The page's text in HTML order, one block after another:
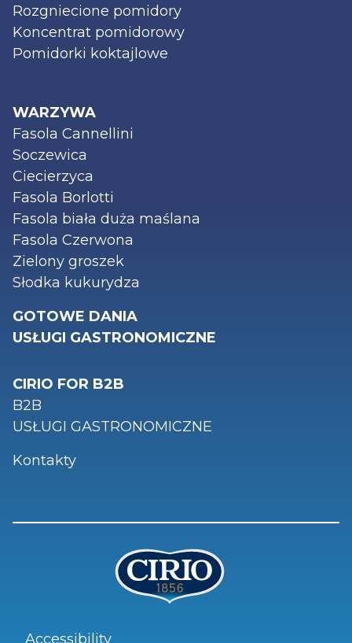
Rozgniecione pomidory
Koncentrat pomidorowy
Pomidorki koktajlowe
WARZYWA
Fasola Cannellini
Soczewica
Ciecierzyca
Fasola Borlotti
Fasola biała duża maślana
Fasola Czerwona
Zielony groszek
Słodka kukurydza
GOTOWE DANIA
USŁUGI GASTRONOMICZNE
CIRIO FOR B2B
B2B
USŁUGI GASTRONOMICZNE
Kontakty
Accessibility